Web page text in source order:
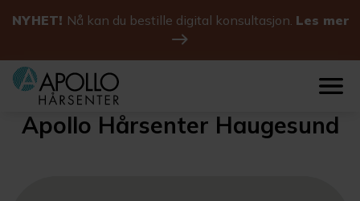
NYHET! Nå kan du bestille digital konsultasjon. Les mer
Apollo Hårsenter Haugesund